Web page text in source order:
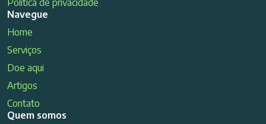
Navegue
Home
Serviços
Doe aqui
Artigos
Contato
Quem somos